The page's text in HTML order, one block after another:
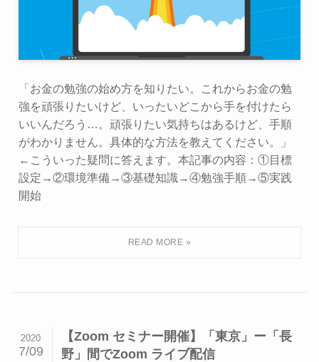
「お金の勉強の始め方を知りたい。これからお金の勉
強を頑張りたいけど、いったいどこから手を付けたら
いいんだろう…。頑張りたい気持ちはあるけど、手順
がわかりません。具体的な方法を教えてください。」
←こういった疑問に答えます。本記事の内容：①目標
設定→②環境準備→③基礎知識→④勉強手順→⑤実践
開始
【Zoom セミナー開催】「東京」ー「長
野」間でZoom ライブ配信
2020
7/09